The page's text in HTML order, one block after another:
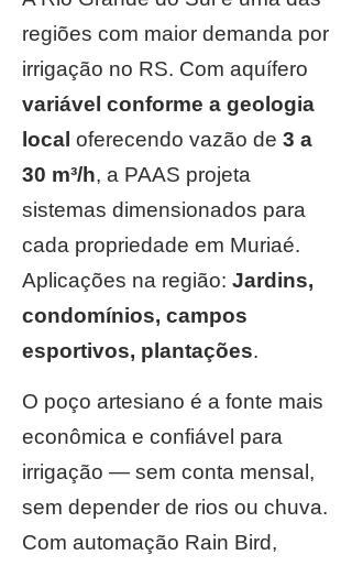
regiões com maior demanda por
irrigação no RS. Com aquífero
variável conforme a geologia
local oferecendo vazão de 3 a
30 m³/h, a PAAS projeta
sistemas dimensionados para
cada propriedade em Muriaé.
Aplicações na região: Jardins,
condomínios, campos
esportivos, plantações.
O poço artesiano é a fonte mais
econômica e confiável para
irrigação — sem conta mensal,
sem depender de rios ou chuva.
Com automação Rain Bird,